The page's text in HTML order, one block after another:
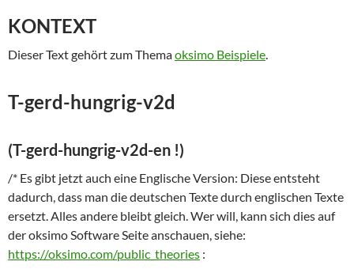
KONTEXT
Dieser Text gehört zum Themaoksimo Beispiele.
T-gerd-hungrig-v2d
(T-gerd-hungrig-v2d-en !)
/* Es gibt jetzt auch eine Englische Version: Diese entsteht
dadurch, dass man die deutschen Texte durch englischen Texte
ersetzt. Alles andere bleibt gleich. Wer will, kann sich dies auf
der oksimo Software Seite anschauen, siehe:
https://oksimo.com/public_theories :